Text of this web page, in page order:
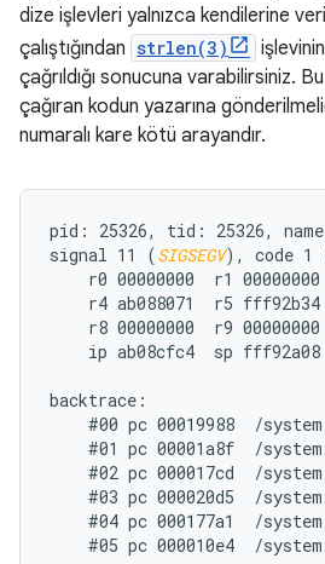
dize işlevleri yalnızca kendilerine
çalıştığından strlen(3)
çağrıldığı sonucuna varabilirsiniz.
çağıran kodun yazarına
numaralı kare kötü arayandır.
pid: 25326, tid: 25326,
signal 11 (SIGSEGV), code 1
r0 00000000  r1
r4 ab088071  r5
r8 00000000  r9
ip ab08cfc4  sp
backtrace:
#00 pc 00019988  /
#01 pc 00001a8f  /
#02 pc 000017cd  /
#03 pc 000020d5  /
#04 pc 000177a1  /